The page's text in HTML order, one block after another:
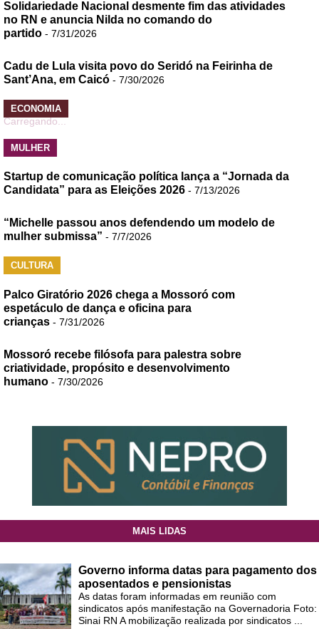
Solidariedade Nacional desmente fim das atividades
no RN e anuncia Nilda no comando do
partido - 7/31/2026
Cadu de Lula visita povo do Seridó na Feirinha de
Sant’Ana, em Caicó - 7/30/2026
ECONOMIA
Carregando...
MULHER
Startup de comunicação política lança a “Jornada da
Candidata” para as Eleições 2026 - 7/13/2026
“Michelle passou anos defendendo um modelo de
mulher submissa” - 7/7/2026
CULTURA
Palco Giratório 2026 chega a Mossoró com
espetáculo de dança e oficina para
crianças - 7/31/2026
Mossoró recebe filósofa para palestra sobre
criatividade, propósito e desenvolvimento
humano - 7/30/2026
MAIS LIDAS
Governo informa datas para pagamento dos
aposentados e pensionistas
As datas foram informadas em reunião com
sindicatos após manifestação na Governadoria Foto:
Sinai RN A mobilização realizada por sindicatos ...